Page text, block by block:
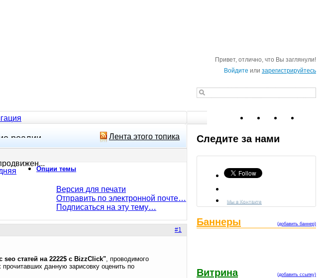
Привет, отлично, что Вы заглянули!
Войдите или зарегистрируйтесь
Лента этого топика
реалии
Опции темы
Версия для печати
Отправить по электронной почте…
Подписаться на эту тему…
#1
seo статей на 2222$ с BizzClick" , проводимого
данную зарисовку оценить по
Следите за нами
Мы в Контакте
(добавить баннер)
Баннеры
(добавить ссылку)
Витрина